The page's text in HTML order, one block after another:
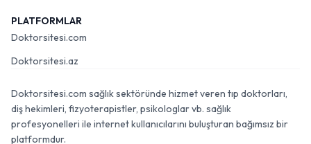
PLATFORMLAR
Doktorsitesi.com
Doktorsitesi.az
Doktorsitesi.com sağlık sektöründe hizmet veren tıp doktorları,
diş hekimleri, fizyoterapistler, psikologlar vb. sağlık
profesyonelleri ile internet kullanıcılarını buluşturan bağımsız bir
platformdur.